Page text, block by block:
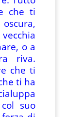
che ti
o a
riva.
che ti
ti ha
suo